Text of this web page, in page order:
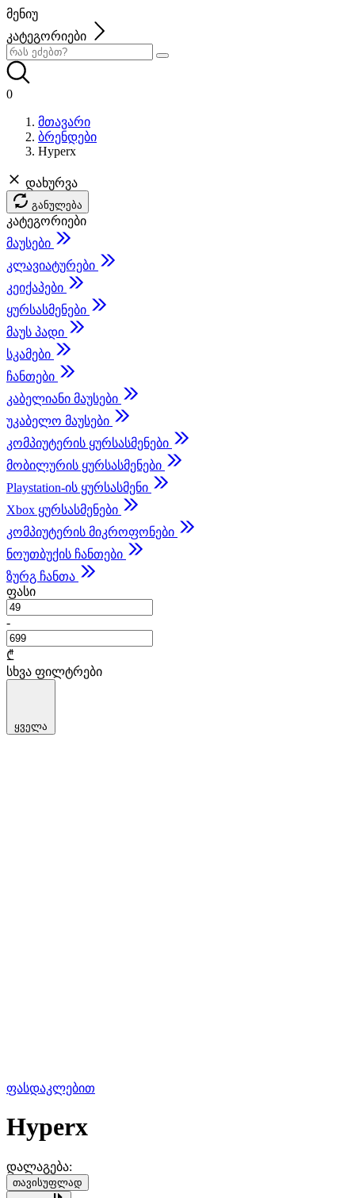
მენიუ
კატეგორიები
0
მთავარი
ბრენდები
Hyperx
დახურვა
განულება
კატეგორიები
მაუსები
კლავიატურები
კეიქაპები
ყურსასმენები
მაუს პადი
სკამები
ჩანთები
კაბელიანი მაუსები
უკაბელო მაუსები
კომპიუტერის ყურსასმენები
მობილურის ყურსასმენები
Playstation-ის ყურსასმენი
Xbox ყურსასმენები
კომპიუტერის მიკროფონები
ნოუთბუქის ჩანთები
ზურგ ჩანთა
ფასი
-
₾
სხვა ფილტრები
ყველა
ფასდაკლებით
Hyperx
დალაგება:
თავისუფლად